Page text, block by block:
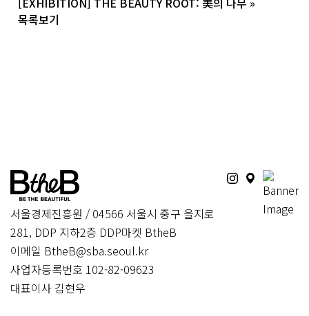
목록보기
서울경제진흥원 / 04566 서울시 중구 을지로
281, DDP 지하2층 DDP마켓 BtheB
이메일 BtheB@sba.seoul.kr
사업자등록번호 102-82-09623
대표이사 김현우